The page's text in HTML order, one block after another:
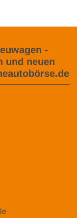
-
und neuen